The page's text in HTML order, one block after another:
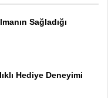
Sağladığı
Hediye Deneyimi